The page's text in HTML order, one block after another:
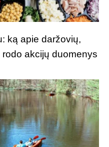
ką apie daržovių,
akcijų duomenys